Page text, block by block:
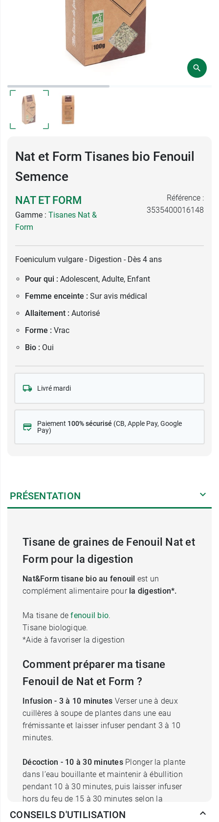
Nat et Form Tisanes bio Fenouil
Semence
NAT ET FORM
Gamme : Tisanes Nat &
Form
Référence :
3535400016148
Foeniculum vulgare - Digestion - Dès 4 ans
Pour qui : Adolescent, Adulte, Enfant
Femme enceinte : Sur avis médical
Allaitement : Autorisé
Forme : Vrac
Bio : Oui
Livré mardi
Paiement 100% sécurisé (CB, Apple Pay, Google
Pay)
PRÉSENTATION
Tisane de graines de Fenouil Nat et
Form pour la digestion
Nat&Form tisane bio au fenouil est un
complément alimentaire pourla digestion*.
Ma tisane defenouil bio.
Tisane biologique.
*Aide à favoriser la digestion
Comment préparer ma tisane
Fenouil de Nat et Form ?
Infusion - 3 à 10 minutes Verser une à deux
cuillères à soupe de plantes dans une eau
frémissante et laisser infuser pendant 3 à 10
minutes.
Décoction - 10 à 30 minutesPlonger la plante
dans l’eau bouillante et maintenir à ébullition
pendant 10 à 30 minutes, puis laisser infuser
hors du feu de 15 à 30 minutes selon la
concentration souhaitée.
CONSEILS D'UTILISATION